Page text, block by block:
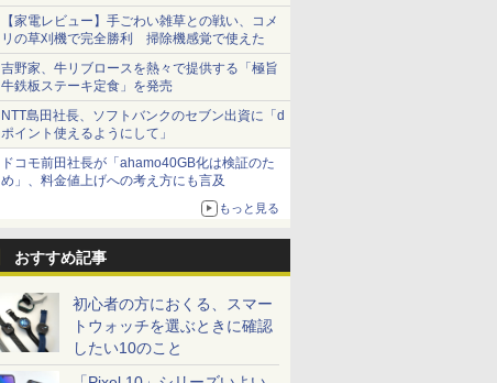
【家電レビュー】手ごわい雑草との戦い、コメ
リの草刈機で完全勝利 掃除機感覚で使えた
吉野家、牛リブロースを熱々で提供する「極旨
牛鉄板ステーキ定食」を発売
NTT島田社長、ソフトバンクのセブン出資に「d
ポイント使えるようにして」
ドコモ前田社長が「ahamo40GB化は検証のた
め」、料金値上げへの考え方にも言及
もっと見る
おすすめ記事
初心者の方におくる、スマー
トウォッチを選ぶときに確認
したい10のこと